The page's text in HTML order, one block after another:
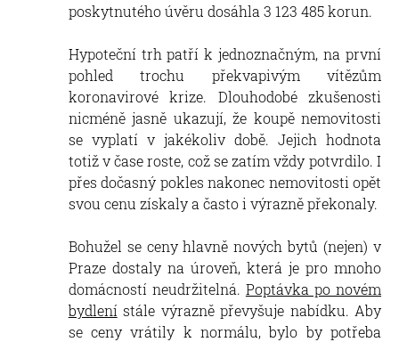
poskytnutého úvěru dosáhla 3 123 485 korun.
Hypoteční trh patří k jednoznačným, na první
pohled trochu překvapivým vítězům
koronavirové krize. Dlouhodobé zkušenosti
nicméně jasně ukazují, že koupě nemovitosti
se vyplatí v jakékoliv době. Jejich hodnota
totiž v čase roste, což se zatím vždy potvrdilo. I
přes dočasný pokles nakonec nemovitosti opět
svou cenu získaly a často i výrazně překonaly.
Bohužel se ceny hlavně nových bytů (nejen) v
Praze dostaly na úroveň, která je pro mnoho
domácností neudržitelná. Poptávka po novém
bydlení stále výrazně převyšuje nabídku. Aby
se ceny vrátily k normálu, bylo by potřeba